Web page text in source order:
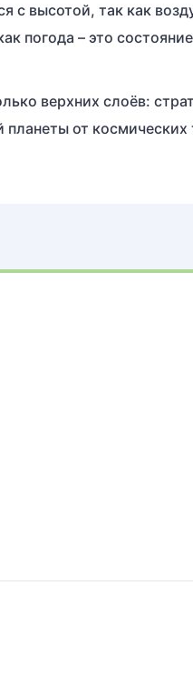
с высотой, так как
погода – это
верхних слоёв:
от